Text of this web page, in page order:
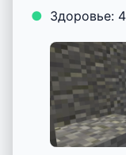
Здоровье: